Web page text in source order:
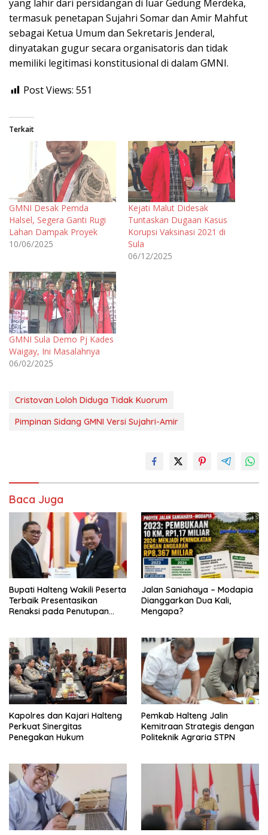
yang lahir dari persidangan di luar Gedung Merdeka,
termasuk penetapan Sujahri Somar dan Amir Mahfut
sebagai Ketua Umum dan Sekretaris Jenderal,
dinyatakan gugur secara organisatoris dan tidak
memiliki legitimasi konstitusional di dalam GMNI.
Post Views: 551
Terkait
GMNI Desak Pemda
Halsel, Segera Ganti Rugi
Lahan Dampak Proyek
10/06/2025
Kejati Malut Didesak
Tuntaskan Dugaan Kasus
Korupsi Vaksinasi 2021 di
Sula
06/12/2025
GMNI Sula Demo Pj Kades
Waigay, Ini Masalahnya
06/02/2025
Cristovan Loloh Diduga Tidak Kuorum
Pimpinan Sidang GMNI Versi Sujahri-Amir
Baca Juga
Bupati Halteng Wakili Peserta
Terbaik Presentasikan
Renaksi pada Penutupan
Jalan Saniahaya – Modapia
Dianggarkan Dua Kali,
Mengapa?
Kapolres dan Kajari Halteng
Perkuat Sinergitas
Penegakan Hukum
Pemkab Halteng Jalin
Kemitraan Strategis dengan
Politeknik Agraria STPN